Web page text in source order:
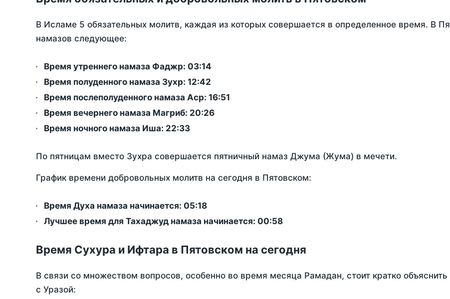
В Исламе 5 обязательных молитв, каждая из которых совершается в определенное время. В
намазов следующее:
Время утреннего намаза Фаджр: 03:14
Время полуденного намаза Зухр: 12:42
Время послеполуденного намаза Аср: 16:51
Время вечернего намаза Магриб: 20:26
Время ночного намаза Иша: 22:33
По пятницам вместо Зухра совершается пятничный намаз Джума (Жума) в мечети.
График времени добровольных молитв на сегодня в Пятовском:
Время Духа намаза начинается: 05:18
Лучшее время для Тахаджуд намаза начинается: 00:58
Время Сухура и Ифтара в Пятовском на сегодня
В связи со множеством вопросов, особенно во время месяца Рамадан, стоит кратко
с Уразой: